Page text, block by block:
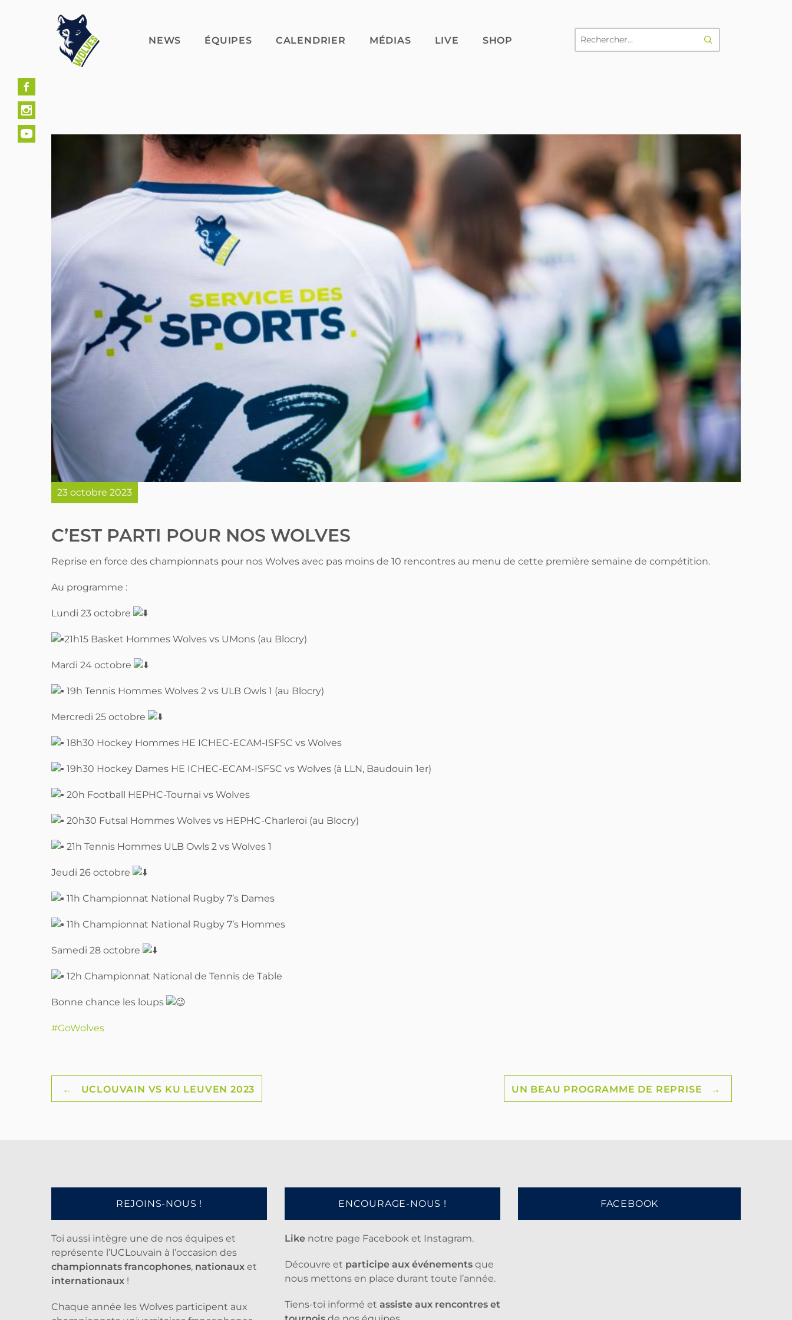
NEWS ÉQUIPES CALENDRIER MÉDIAS LIVE SHOP
C’EST PARTI POUR NOS WOLVES
23 octobre 2023
Reprise en force des championnats pour nos Wolves avec pas moins de 10 rencontres au menu de cette première semaine de compétition.
Au programme :
Lundi 23 octobre
21h15 Basket Hommes Wolves vs UMons (au Blocry)
Mardi 24 octobre
19h Tennis Hommes Wolves 2 vs ULB Owls 1 (au Blocry)
Mercredi 25 octobre
18h30 Hockey Hommes HE ICHEC-ECAM-ISFSC vs Wolves
19h30 Hockey Dames HE ICHEC-ECAM-ISFSC vs Wolves (à LLN, Baudouin 1er)
20h Football HEPHC-Tournai vs Wolves
20h30 Futsal Hommes Wolves vs HEPHC-Charleroi (au Blocry)
21h Tennis Hommes ULB Owls 2 vs Wolves 1
Jeudi 26 octobre
11h Championnat National Rugby 7’s Dames
11h Championnat National Rugby 7’s Hommes
Samedi 28 octobre
12h Championnat National de Tennis de Table
Bonne chance les loups
#GoWolves
Post
← UCLOUVAIN VS KU LEUVEN 2023 UN BEAU PROGRAMME DE REPRISE →
REJOINS-NOUS !
Toi aussi intègre une de nos équipes et
représente l’UCLouvain à l’occasion des
championnats francophones, nationaux et
internationaux !
Chaque année les Wolves participent aux
ENCOURAGE-NOUS !
Like notre page Facebook et Instagram.
Découvre et participe aux événements que
nous mettons en place durant toute l’année.
Tiens-toi informé et assiste aux rencontres et
FACEBOOK